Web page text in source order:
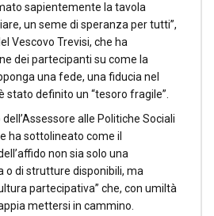
sapientemente la tavola
un seme di speranza per tutti”,
Vescovo Trevisi, che ha
dei partecipanti su come la
una fede, una fiducia nel
stato definito un “tesoro fragile”.
alle Politiche Sociali
ha sottolineato come il
non sia solo una
o di strutture disponibili, ma
partecipativa” che, con umiltà
mettersi in cammino.